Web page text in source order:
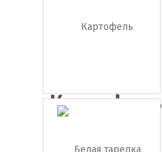
крышко...
Картофель
(картош...